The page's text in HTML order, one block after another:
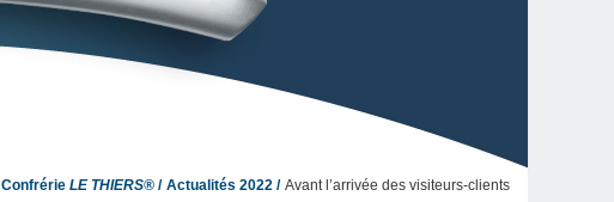
Confrérie LE THIERS® Actualités 2022 Avant l’arrivée des visiteurs-clients